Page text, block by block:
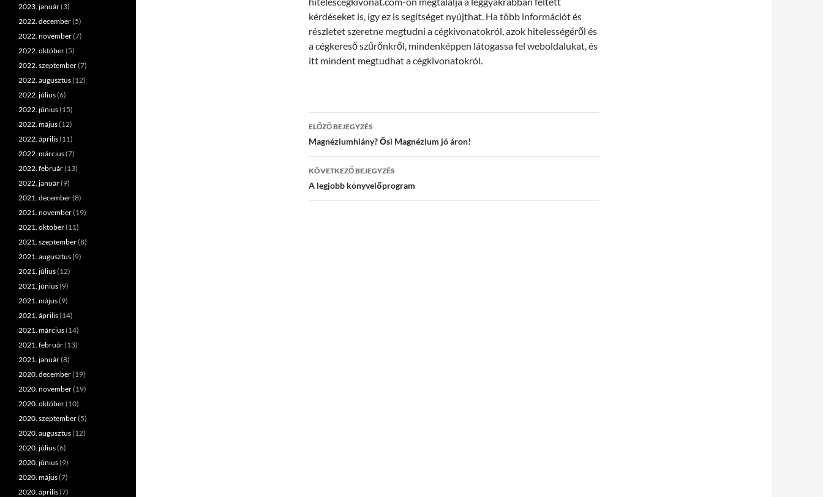
kérdéseket is, így ez is segítséget nyújthat. Ha több információt és
részletet szeretne megtudni a cégkivonatokról, azok hitelességéről és
a cégkereső szűrőnkről, mindenképpen látogassa fel weboldalukat, és
itt mindent megtudhat a cégkivonatokról.
Bejegyzés
navigáció
ELŐZŐ BEJEGYZÉS
Magnéziumhiány? Ősi Magnézium jó áron!
KÖVETKEZŐ BEJEGYZÉS
A legjobb könyvelőprogram
2023. január(3)
2022. december(5)
2022. november(7)
2022. október(5)
2022. szeptember(7)
2022. augusztus(12)
2022. július(6)
2022. június(15)
2022. május(12)
2022. április(11)
2022. március(7)
2022. február(13)
2022. január(9)
2021. december(8)
2021. november(19)
2021. október(11)
2021. szeptember(8)
2021. augusztus(9)
2021. július(12)
2021. június(9)
2021. május(9)
2021. április(14)
2021. március(14)
2021. február(13)
2021. január(8)
2020. december(19)
2020. november(19)
2020. október(10)
2020. szeptember(5)
2020. augusztus(12)
2020. július(6)
2020. június(9)
2020. május(7)
2020. április(7)